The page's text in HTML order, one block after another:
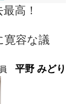
最高！
寛容な議
員 平野 みどり